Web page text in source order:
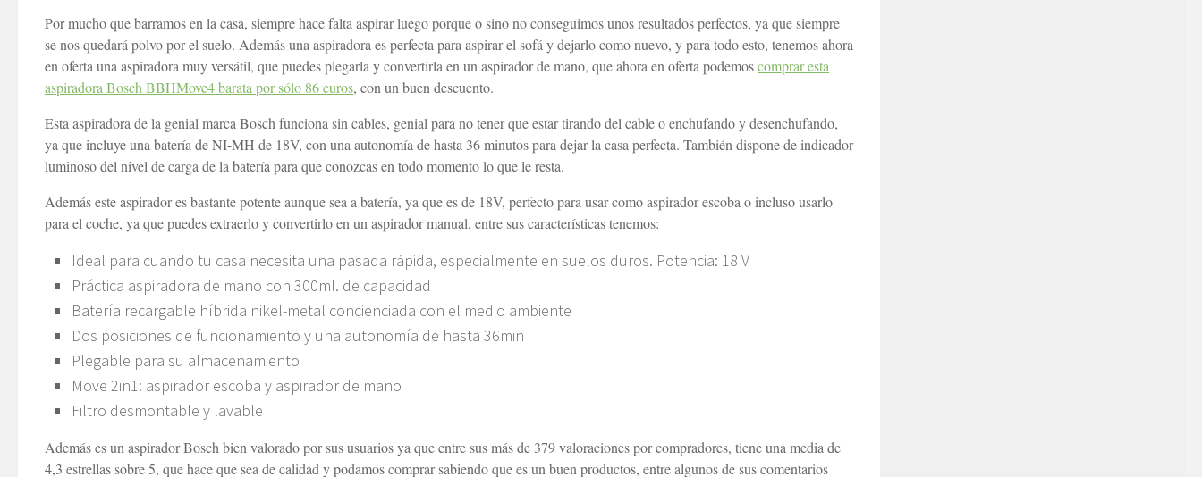
Por mucho que barramos en la casa, siempre hace falta aspirar luego porque o sino no conseguimos unos resultados perfectos, ya que siempre
se nos quedará polvo por el suelo. Además una aspiradora es perfecta para aspirar el sofá y dejarlo como nuevo, y para todo esto, tenemos ahora
en oferta una aspiradora muy versátil, que puedes plegarla y convertirla en un aspirador de mano, que ahora en oferta podemoscomprar esta
aspiradora Bosch BBHMove4 barata por sólo 86 euros, con un buen descuento.
Esta aspiradora de la genial marca Bosch funciona sin cables, genial para no tener que estar tirando del cable o enchufando y desenchufando,
ya que incluye una batería de NI-MH de 18V, con una autonomía de hasta 36 minutos para dejar la casa perfecta. También dispone de indicador
luminoso del nivel de carga de la batería para que conozcas en todo momento lo que le resta.
Además este aspirador es bastante potente aunque sea a batería, ya que es de 18V, perfecto para usar como aspirador escoba o incluso usarlo
para el coche, ya que puedes extraerlo y convertirlo en un aspirador manual, entre sus características tenemos:
Ideal para cuando tu casa necesita una pasada rápida, especialmente en suelos duros. Potencia: 18 V
Práctica aspiradora de mano con 300ml. de capacidad
Batería recargable híbrida nikel-metal concienciada con el medio ambiente
Dos posiciones de funcionamiento y una autonomía de hasta 36min
Plegable para su almacenamiento
Move 2in1: aspirador escoba y aspirador de mano
Filtro desmontable y lavable
Además es un aspirador Bosch bien valorado por sus usuarios ya que entre sus más de 379 valoraciones por compradores, tiene una media de
4,3 estrellas sobre 5, que hace que sea de calidad y podamos comprar sabiendo que es un buen productos, entre algunos de sus comentarios